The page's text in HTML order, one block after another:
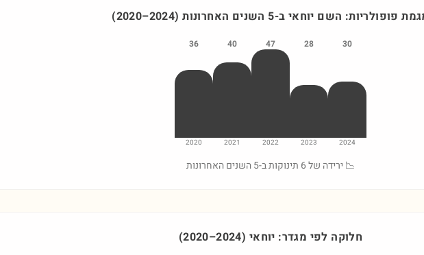
פופולריות: השם יוחאי ב-5 השנים האחרונות (2020–2024)
30
2024
28
2023
47
2022
40
2021
36
2020
📉 ירידה של 6 תינוקות ב-5 השנים האחרונות
חלוקה לפי מגדר: יוחאי (2020–2024)